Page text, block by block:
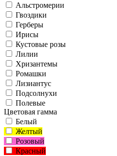
Альстромерии
Гвоздики
Герберы
Ирисы
Кустовые розы
Лилии
Хризантемы
Ромашки
Лизиантус
Подсолнухи
Полевые
Цветовая гамма
Белый
Желтый
Розовый
Красный